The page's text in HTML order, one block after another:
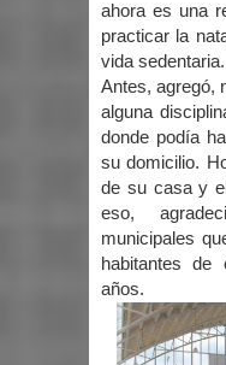
ahora es una
practicar la
vida sedentaria.
Antes, agregó,
alguna
donde podía
su domicilio.
de su casa y
eso,
municipales
habitantes de
años.